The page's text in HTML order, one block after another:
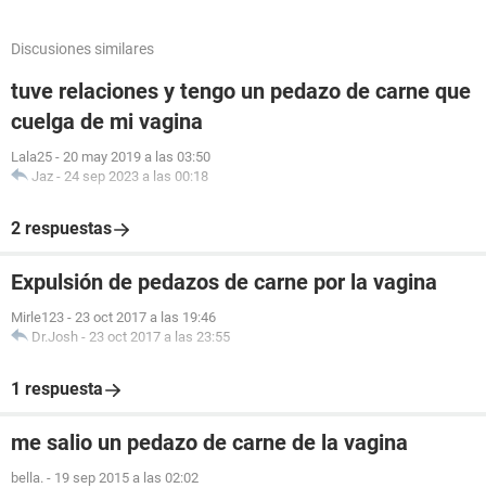
Discusiones similares
tuve relaciones y tengo un pedazo de carne que
cuelga de mi vagina
Lala25 - 20 may 2019 a las 03:50
Jaz - 24 sep 2023 a las 00:18
2 respuestas
Expulsión de pedazos de carne por la vagina
Mirle123 - 23 oct 2017 a las 19:46
Dr.Josh - 23 oct 2017 a las 23:55
1 respuesta
me salio un pedazo de carne de la vagina
bella. - 19 sep 2015 a las 02:02